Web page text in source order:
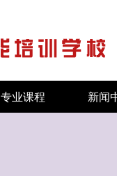
专业课程 新闻